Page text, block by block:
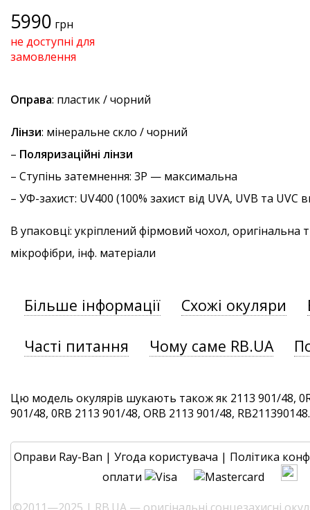
5990 грн
не доступні для
замовлення
Оправа: пластик / чорний
Лінзи: мінеральне скло / чорний
– Поляризаційні лінзи
– Ступінь затемнення: 3P — максимальна
– УФ-захист: UV400 (100% захист від UVA, UVB та
В упаковці: укріплений фірмовий чохол, оригінальна
мікрофібри, інф. матеріали
Більше інформації Схожі окуляри
Часті питання Чому саме RB.UA
Цю модель окулярів шукають також як 2113 901/48,
901/48, 0RB 2113 901/48, ORB 2113 901/48,
Оправи Ray-Ban | Угода користувача | Політика
оплати